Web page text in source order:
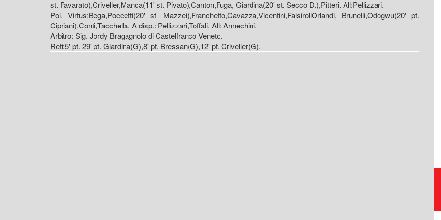
st. Favarato),Criveller,Manca(11' st. Pivato),Canton,Fuga, Giardina(20' st. Secco D.),Pitteri. All:Pellizzari.
Pol. Virtus:Bega,Poccetti(20' st. Mazzei),Franchetto,Cavazza,Vicentini,FalsiroliOrlandi, Brunelli,Odogwu(20' pt.
Cipriani),Conti,Tacchella. A disp.: Pellizzari,Toffali. All: Annechini.
Arbitro: Sig. Jordy Bragagnolo di Castelfranco Veneto.
Reti:5' pt. 29' pt. Giardina(G),8' pt. Bressan(G),12' pt. Criveller(G).